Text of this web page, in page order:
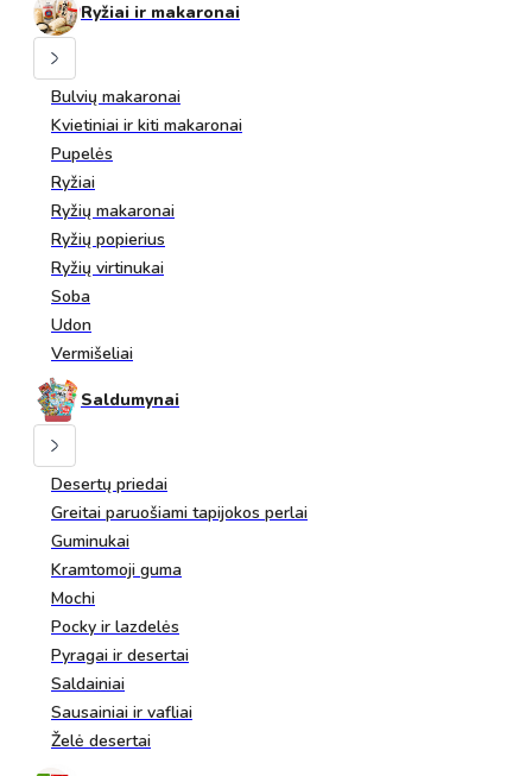
Ryžiai ir makaronai
Bulvių makaronai
Kvietiniai ir kiti makaronai
Pupelės
Ryžiai
Ryžių makaronai
Ryžių popierius
Ryžių virtinukai
Soba
Udon
Vermišeliai
Saldumynai
Desertų priedai
Greitai paruošiami tapijokos perlai
Guminukai
Kramtomoji guma
Mochi
Pocky ir lazdelės
Pyragai ir desertai
Saldainiai
Sausainiai ir vafliai
Želė desertai